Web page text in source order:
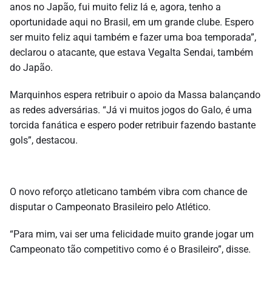
anos no Japão, fui muito feliz lá e, agora, tenho a
oportunidade aqui no Brasil, em um grande clube. Espero
ser muito feliz aqui também e fazer uma boa temporada”,
declarou o atacante, que estava Vegalta Sendai, também
do Japão.
Marquinhos espera retribuir o apoio da Massa balançando
as redes adversárias. “Já vi muitos jogos do Galo, é uma
torcida fanática e espero poder retribuir fazendo bastante
gols”, destacou.
O novo reforço atleticano também vibra com chance de
disputar o Campeonato Brasileiro pelo Atlético.
“Para mim, vai ser uma felicidade muito grande jogar um
Campeonato tão competitivo como é o Brasileiro”, disse.